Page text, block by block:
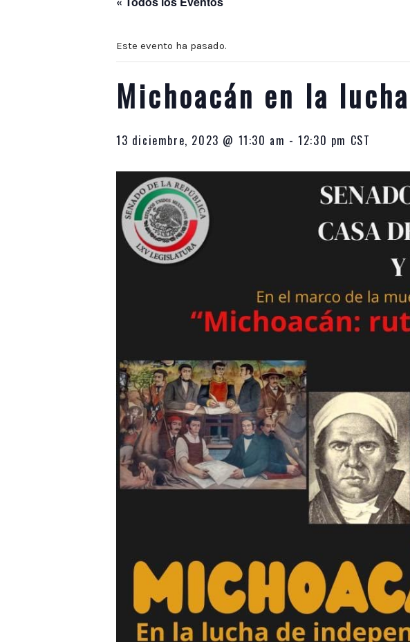
Este evento ha pasado.
Michoacán en la
13 diciembre, 2023 @ 11:30 am -12:30 pm CST